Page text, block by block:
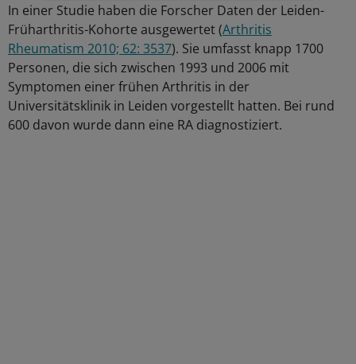
In einer Studie haben die Forscher Daten der Leiden-
Früharthritis-Kohorte ausgewertet (Arthritis
Rheumatism 2010; 62: 3537). Sie umfasst knapp 1700
Personen, die sich zwischen 1993 und 2006 mit
Symptomen einer frühen Arthritis in der
Universitätsklinik in Leiden vorgestellt hatten. Bei rund
600 davon wurde dann eine RA diagnostiziert.